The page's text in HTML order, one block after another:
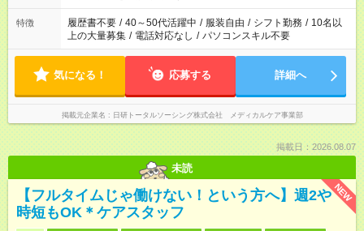
の勤務時間。 合計で週40時間を超える場合は応募できません。
特徴 履歴書不要 / 40～50代活躍中 / 服装自由 / シフト勤務 / 10名以
上の大量募集 / 電話対応なし / パソコンスキル不要
気になる！ 応募する 詳細へ
掲載元企業名 日研トータルソーシング株式会社 メディカルケア事業部
掲載日：2026.08.07
未読
NEW
【フルタイムじゃ働けない！という方へ】週2や
時短もOK＊ケアスタッフ